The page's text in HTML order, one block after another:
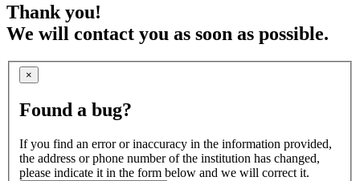
Thank you!
We will contact you as soon as possible.
×
Found a bug?
If you find an error or inaccuracy in the information provided,
the address or phone number of the institution has changed,
please indicate it in the form below and we will correct it.